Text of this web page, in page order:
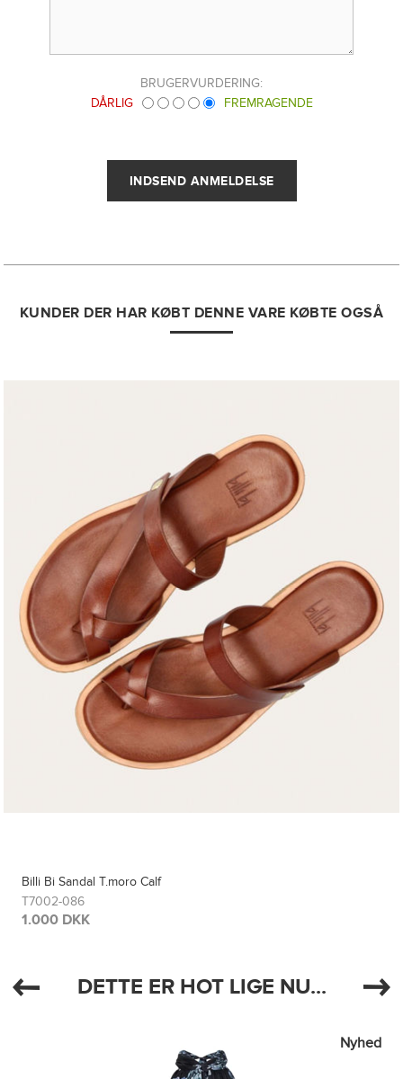
BRUGERVURDERING:
DÅRLIG
FREMRAGENDE
KUNDER DER HAR KØBT DENNE VARE KØBTE OGSÅ
Billi Bi Sandal T.moro Calf
T7002-086
1.000 DKK
DETTE ER HOT LIGE NU...
Nyhed